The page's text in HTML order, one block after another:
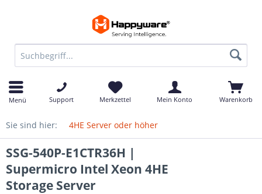
Menü Support Merkzettel Mein Konto Warenkorb
Sie sind hier: 4HE Server oder höher
SSG-540P-E1CTR36H |
Supermicro Intel Xeon 4HE
Storage Server